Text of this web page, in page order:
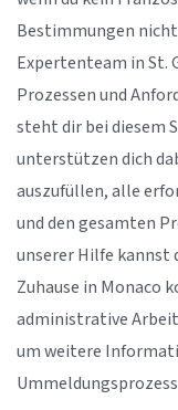
Bestimmungen nicht
Expertenteam in St.
Prozessen und
steht dir bei diesem
unterstützen dich
auszufüllen, alle
und den gesamten
unserer Hilfe kannst
Zuhause in Monaco
administrative
um weitere